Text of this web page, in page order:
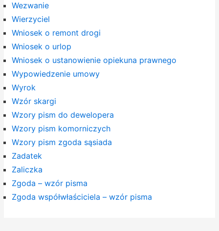
Wezwanie
Wierzyciel
Wniosek o remont drogi
Wniosek o urlop
Wniosek o ustanowienie opiekuna prawnego
Wypowiedzenie umowy
Wyrok
Wzór skargi
Wzory pism do dewelopera
Wzory pism komorniczych
Wzory pism zgoda sąsiada
Zadatek
Zaliczka
Zgoda – wzór pisma
Zgoda współwłaściciela – wzór pisma